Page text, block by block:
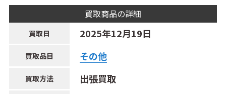
買取商品の詳細
買取日 2025年12月19日
買取品目 その他
買取方法 出張買取